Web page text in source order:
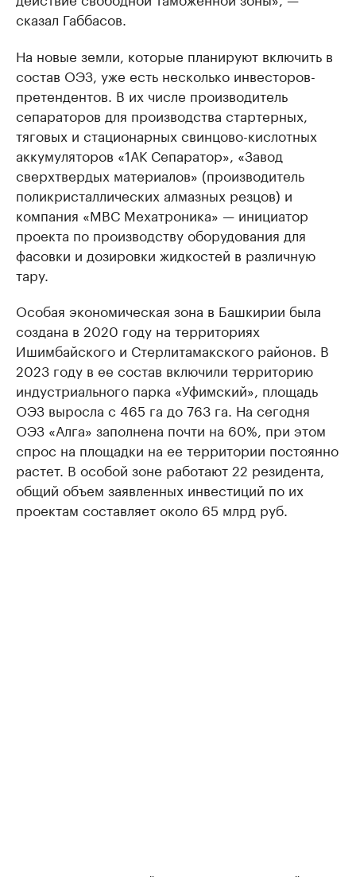
сказал Габбасов.
На новые земли, которые планируют включить в
состав ОЭЗ, уже есть несколько инвесторов-
претендентов. В их числе производитель
сепараторов для производства стартерных,
тяговых и стационарных свинцово-кислотных
аккумуляторов «1АК Сепаратор», «Завод
сверхтвердых материалов» (производитель
поликристаллических алмазных резцов) и
компания «МВС Мехатроника» — инициатор
проекта по производству оборудования для
фасовки и дозировки жидкостей в различную
тару.
Особая экономическая зона в Башкирии была
создана в 2020 году на территориях
Ишимбайского и Стерлитамакского районов. В
2023 году в ее состав включили территорию
индустриального парка «Уфимский», площадь
ОЭЗ выросла с 465 га до 763 га. На сегодня
ОЭЗ «Алга» заполнена почти на 60%, при этом
спрос на площадки на ее территории постоянно
растет. В особой зоне работают 22 резидента,
общий объем заявленных инвестиций по их
проектам составляет около 65 млрд руб.